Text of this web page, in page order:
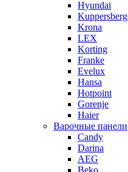
Hyundai
Kuppersberg
Krona
LEX
Korting
Franke
Evelux
Hansa
Hotpoint
Gorenje
Haier
Варочные панели
Candy
Darina
AEG